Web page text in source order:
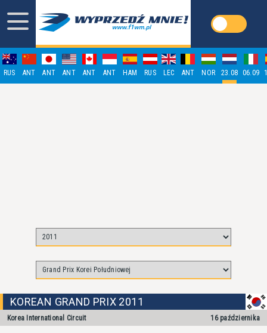
RUS ANT ANT ANT ANT ANT HAM RUS LEC ANT NOR 23.08 06.09
KOREAN GRAND PRIX 2011
Korea International Circuit 16 października